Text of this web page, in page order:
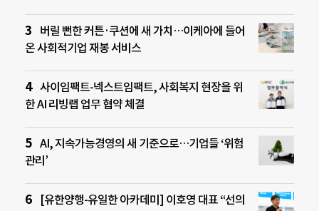
버릴 뻔한 커튼·쿠션에 새 가치…이케아에 들어
온 사회적기업 재봉 서비스
사이임팩트-넥스트임팩트, 사회복지 현장을 위
한 AI 리빙랩 업무 협약 체결
AI, 지속가능경영의 새 기준으로…기업들 ‘위험
관리’
[유한양행-유일한 아카데미] 이호영 대표 “선의